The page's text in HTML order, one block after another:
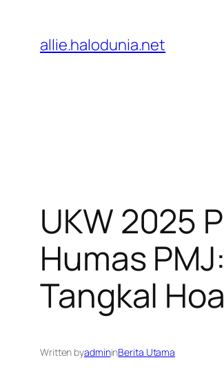
konten
allie.halodunia.net
UKW 2025
Humas
Tangkal
Written byadmininBerita Utama